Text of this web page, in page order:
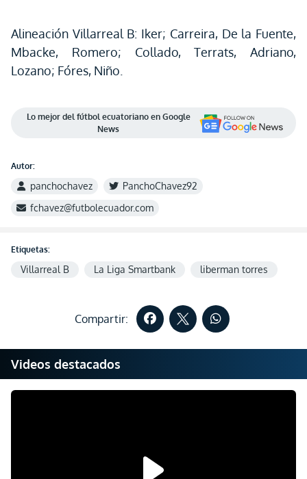
Alineación Villarreal B: Iker; Carreira, De la Fuente,
Mbacke, Romero; Collado, Terrats, Adriano,
Lozano; Fóres, Niño.
Lo mejor del fútbol ecuatoriano en Google
News
Autor:
panchochavez
PanchoChavez92
fchavez@futbolecuador.com
Etiquetas:
Villarreal B La Liga Smartbank liberman torres
Compartir:
Videos destacados